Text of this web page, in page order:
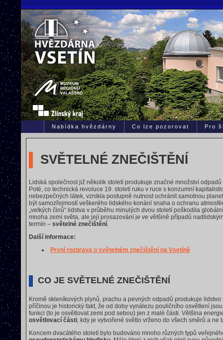
Nabídka hvězdárny Co lze pozorovat Pro
SVĚTELNÉ ZNEČIŠTĚNÍ
Lidská společnost již několik století produkuje značné množství
Poté, co technická revoluce 19. století ruku v ruce s konzumní
nebezpečných látek, vznikla postupně nutnost ochránit samotnou
být samozřejmostí veškerého lidského konání snaha o ochranu
„velkých činů“ lidstva v průběhu minulých dvou století poškodila
mnoha zemí světa, ale její prosazování je ve většině případů
termín – světelné znečištění.
Další informace:
První rozprava o světelném znečištění na Vsetíně
CO JE SVĚTELNÉ ZNEČIŠTĚNÍ
Kromě skleníkových plynů, prachu a pevných odpadů produkuje
příčinou je historický fakt, že od doby vynálezu pouličního osvětlení
funkci (to je osvětlovat zemi pod sebou) jen z malé části. Většina
osvětlovací části, kdy je vytvořené světlo vrženo do všech směrů a ne
Koncem dvacátého století bylo budováno mnoho různých typů